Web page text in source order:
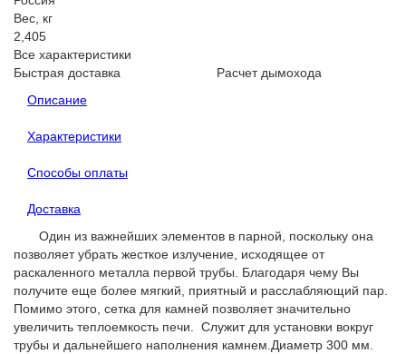
Вес, кг
2,405
Все характеристики
Быстрая доставка
Расчет дымохода
Описание
Характеристики
Способы оплаты
Доставка
Один из важнейших элементов в парной, поскольку она
позволяет убрать жесткое излучение, исходящее от
раскаленного металла первой трубы. Благодаря чему Вы
получите еще более мягкий, приятный и расслабляющий пар.
Помимо этого, сетка для камней позволяет значительно
увеличить теплоемкость печи. Служит для установки вокруг
трубы и дальнейшего наполнения камнем.Диаметр 300 мм.